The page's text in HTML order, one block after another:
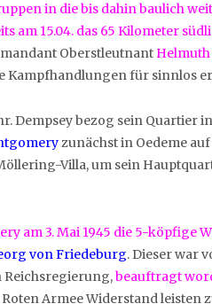
in die bis dahin baulich
am 15.04. das 65 Kilometer
Oberstleutnant
Kampfhandlungen für sinnlos
Dempsey bezog sein
zunächst in Oedeme
Villa, um sein
am 3. Mai 1945 die 5-köpfige
von Friedeburg. Dieser war
Reichsregierung,beauftragt
Armee Widerstand leisten